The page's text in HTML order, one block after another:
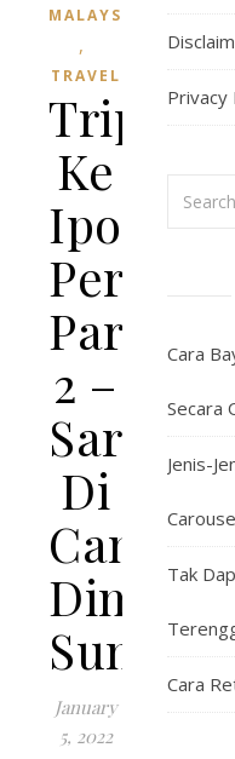
MALAYSIA
,
TRAVEL
Trip
Ke
Ipoh,
Perak:
Part
2 –
Sarapan
Di
Dim
Sum
January
5, 2022
Privacy
Cara
Secara
Jenis-
Tak
Cara